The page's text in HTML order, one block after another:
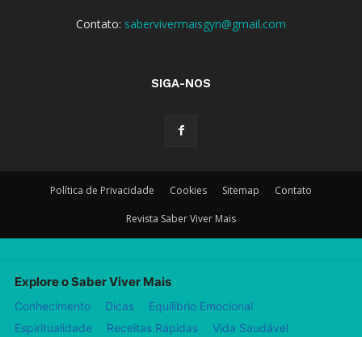
Contato: sabervivermaisgyn@gmail.com
SIGA-NOS
Política de Privacidade Cookies Sitemap Contato
Revista Saber Viver Mais
Explore o Saber Viver Mais
Conhecimento Dicas
Equilíbrio Emocional
Espiritualidade
Receitas Rápidas Vida Saudável